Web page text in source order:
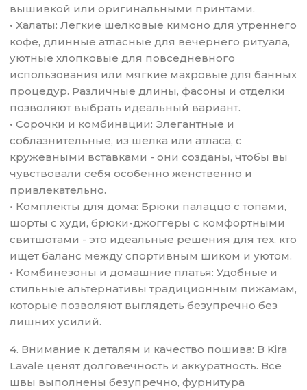
вышивкой или оригинальными принтами.
• Халаты: Легкие шелковые кимоно для утреннего
кофе, длинные атласные для вечернего ритуала,
уютные хлопковые для повседневного
использования или мягкие махровые для банных
процедур. Различные длины, фасоны и отделки
позволяют выбрать идеальный вариант.
• Сорочки и комбинации: Элегантные и
соблазнительные, из шелка или атласа, с
кружевными вставками - они созданы, чтобы вы
чувствовали себя особенно женственно и
привлекательно.
• Комплекты для дома: Брюки палаццо с топами,
шорты с худи, брюки-джоггеры с комфортными
свитшотами - это идеальные решения для тех, кто
ищет баланс между спортивным шиком и уютом.
• Комбинезоны и домашние платья: Удобные и
стильные альтернативы традиционным пижамам,
которые позволяют выглядеть безупречно без
лишних усилий.
4. Внимание к деталям и качество пошива: В Kira
Lavale ценят долговечность и аккуратность. Все
швы выполнены безупречно, фурнитура